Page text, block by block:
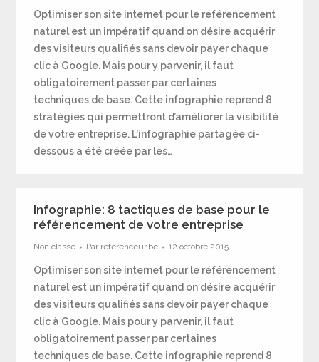
Optimiser son site internet pour le référencement
naturel est un impératif quand on désire acquérir
des visiteurs qualifiés sans devoir payer chaque
clic à Google. Mais pour y parvenir, il faut
obligatoirement passer par certaines
techniques de base. Cette infographie reprend 8
stratégies qui permettront d’améliorer la visibilité
de votre entreprise. L’infographie partagée ci-
dessous a été créée par les…
Infographie: 8 tactiques de base pour le
référencement de votre entreprise
Non classé Par referenceur.be 12 octobre 2015
Optimiser son site internet pour le référencement
naturel est un impératif quand on désire acquérir
des visiteurs qualifiés sans devoir payer chaque
clic à Google. Mais pour y parvenir, il faut
obligatoirement passer par certaines
techniques de base. Cette infographie reprend 8